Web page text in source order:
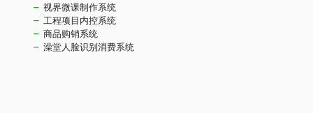
视界微课制作系统
工程项目内控系统
商品购销系统
澡堂人脸识别消费系统